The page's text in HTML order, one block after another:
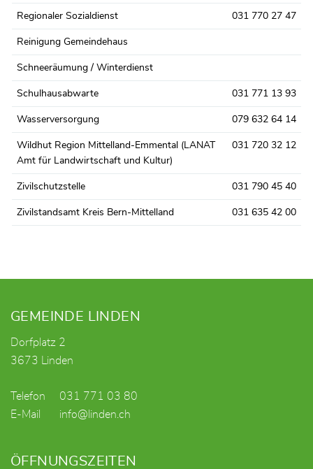
Regionaler Sozialdienst 031 770 27 47
Reinigung Gemeindehaus
Schneeräumung / Winterdienst
Schulhausabwarte 031 771 13 93
Wasserversorgung 079 632 64 14
Wildhut Region Mittelland-Emmental (LANAT
Amt für Landwirtschaft und Kultur)
031 720 32 12
Zivilschutzstelle 031 790 45 40
Zivilstandsamt Kreis Bern-Mittelland 031 635 42 00
Fusszeile
GEMEINDE LINDEN
Dorfplatz 2
3673 Linden
Telefon
031 771 03 80
E-Mail
info@linden.ch
ÖFFNUNGSZEITEN